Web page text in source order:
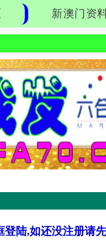
新澳门资
陆,如还没注册请